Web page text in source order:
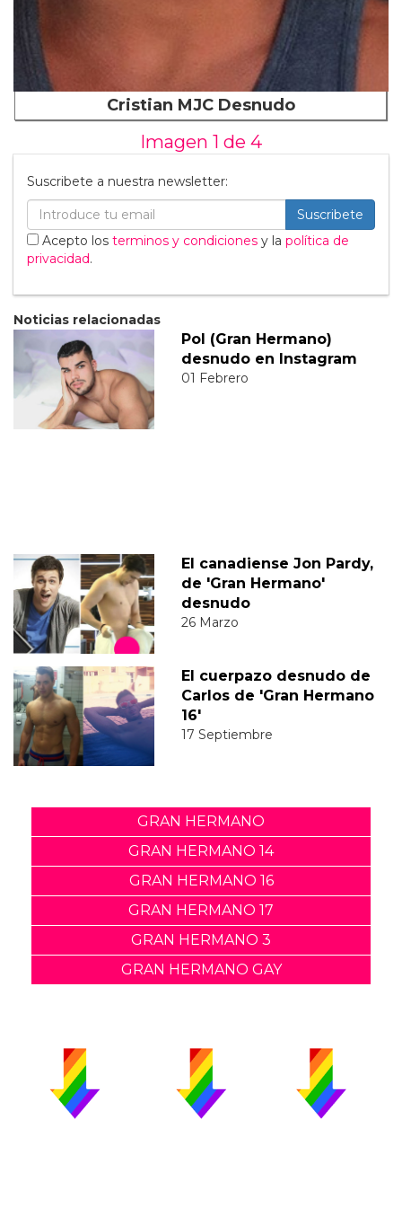
Cristian MJC Desnudo
Imagen 1 de 4
Suscribete a nuestra newsletter:
Suscribete
Acepto los terminos y condiciones y la política de
privacidad.
Noticias relacionadas
Pol (Gran Hermano)
desnudo en Instagram
01 Febrero
El canadiense Jon Pardy,
de 'Gran Hermano'
desnudo
26 Marzo
El cuerpazo desnudo de
Carlos de 'Gran Hermano
16'
17 Septiembre
GRAN HERMANO
GRAN HERMANO 14
GRAN HERMANO 16
GRAN HERMANO 17
GRAN HERMANO 3
GRAN HERMANO GAY